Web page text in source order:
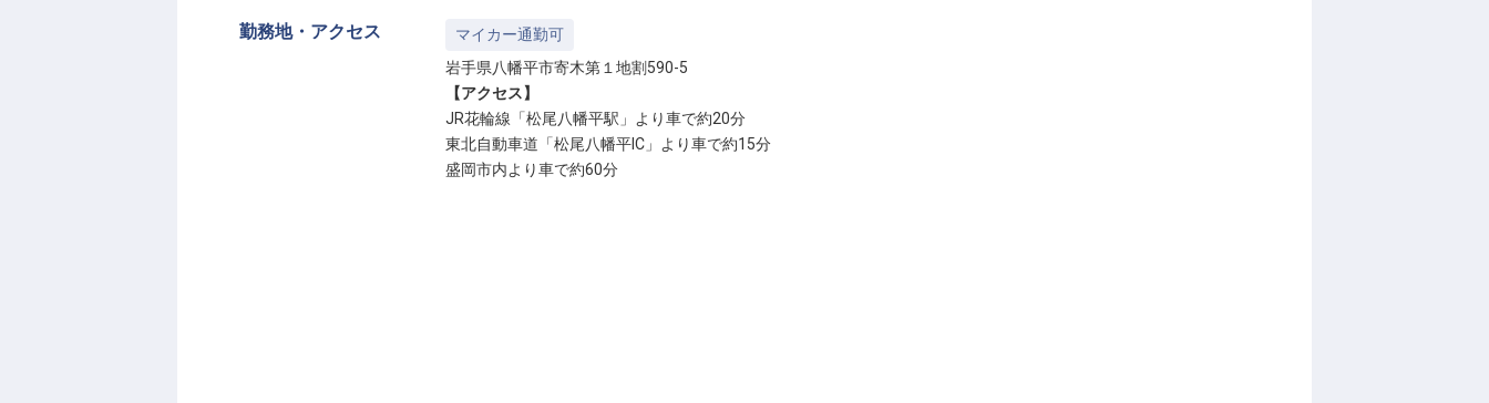
勤務地・アクセス
マイカー通勤可
岩手県八幡平市寄木第１地割590-5
【アクセス】
JR花輪線「松尾八幡平駅」より車で約20分
東北自動車道「松尾八幡平IC」より車で約15分
盛岡市内より車で約60分